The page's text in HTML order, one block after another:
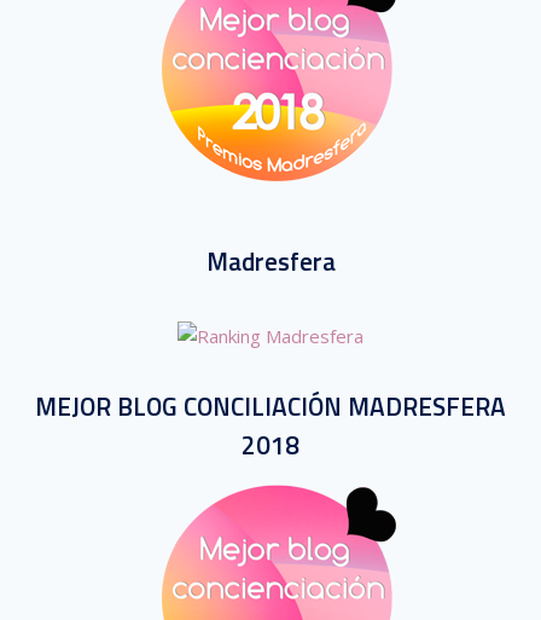
Madresfera
MEJOR BLOG CONCILIACIÓN MADRESFERA
2018